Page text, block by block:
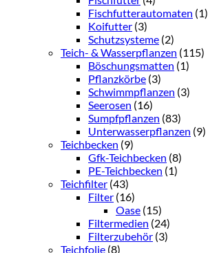
Fischfutterautomaten (1)
Koifutter (3)
Schutzsysteme (2)
Teich- & Wasserpflanzen (115)
Böschungsmatten (1)
Pflanzkörbe (3)
Schwimmpflanzen (3)
Seerosen (16)
Sumpfpflanzen (83)
Unterwasserpflanzen (9)
Teichbecken (9)
Gfk-Teichbecken (8)
PE-Teichbecken (1)
Teichfilter (43)
Filter (16)
Oase (15)
Filtermedien (24)
Filterzubehör (3)
Teichfolie (8)